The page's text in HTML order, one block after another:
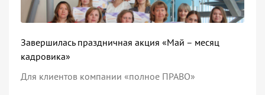
Завершилась праздничная акция «Май – месяц
кадровика»
Для клиентов компании «полное ПРАВО»